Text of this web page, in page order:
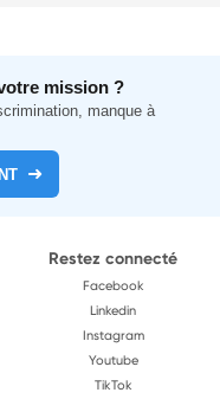
mission ?
manque à
Restez connecté
Facebook
Linkedin
Instagram
Youtube
TikTok